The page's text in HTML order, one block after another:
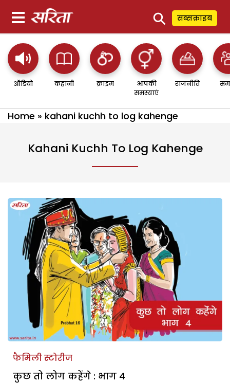
⚲ सब्सक्राइब
ऑडियो कहानी क्राइम
आपकी
समस्याएं
राजनीति
Home » kahani kuchh to log kahenge
Kahani Kuchh To Log Kahenge
फैमिली स्टोरीज
कुछ तो लोग कहेंगे : भाग 4